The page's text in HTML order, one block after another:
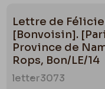
Lettre de
[Bonvoisin].
Province de
Rops, Bon/LE/14
letter3073